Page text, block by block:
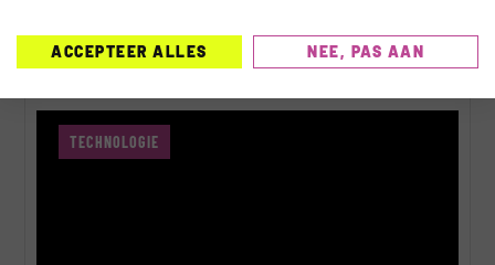
GERELATEERDE BERICHTEN
TECHNOLOGIE
ACCEPTEER ALLES NEE, PAS AAN